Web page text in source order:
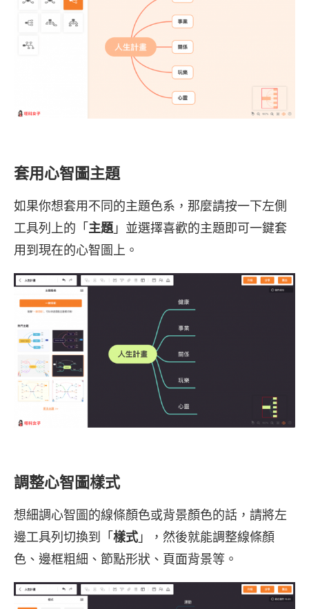
套用心智圖主題
如果你想套用不同的主題色系，那麼請按一下左側
工具列上的「 主題 」並選擇喜歡的主題即可一鍵套
用到現在的心智圖上。
調整心智圖樣式
想細調心智圖的線條顏色或背景顏色的話，請將左
邊工具列切換到「 樣式 」，然後就能調整線條顏
色、邊框粗細、節點形狀、頁面背景等。